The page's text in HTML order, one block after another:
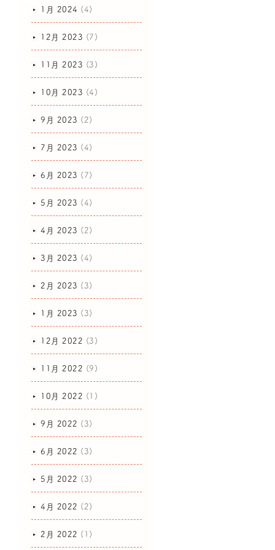
1月 2024 (4)
12月 2023 (7)
11月 2023 (3)
10月 2023 (4)
9月 2023 (2)
7月 2023 (4)
6月 2023 (7)
5月 2023 (4)
4月 2023 (2)
3月 2023 (4)
2月 2023 (3)
1月 2023 (3)
12月 2022 (3)
11月 2022 (9)
10月 2022 (1)
9月 2022 (3)
6月 2022 (3)
5月 2022 (3)
4月 2022 (2)
2月 2022 (1)